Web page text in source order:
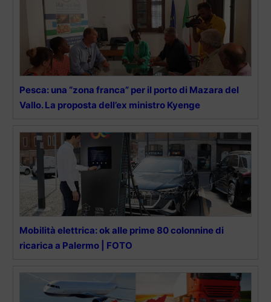
Pesca: una “zona franca” per il porto di Mazara del
Vallo. La proposta dell’ex ministro Kyenge
Mobilità elettrica: ok alle prime 80 colonnine di
ricarica a Palermo | FOTO